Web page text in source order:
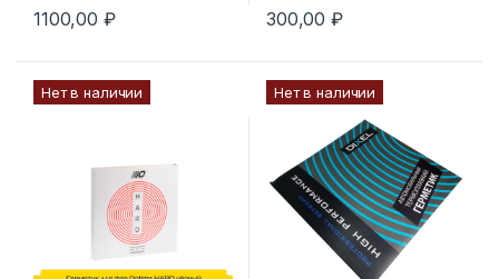
1100,00 ₽ 300,00₽
Нет в наличии Нет в наличии